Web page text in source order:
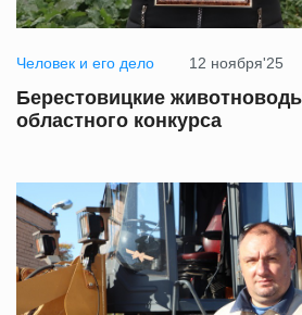
Человек и его дело 12 ноября'25
Берестовицкие
областного конкурса